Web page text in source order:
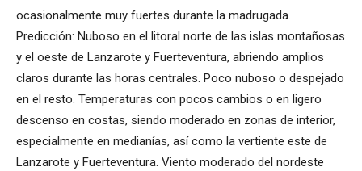
ocasionalmente muy fuertes durante la madrugada.
Predicción: Nuboso en el litoral norte de las islas montañosas
y el oeste de Lanzarote y Fuerteventura, abriendo amplios
claros durante las horas centrales. Poco nuboso o despejado
en el resto. Temperaturas con pocos cambios o en ligero
descenso en costas, siendo moderado en zonas de interior,
especialmente en medianías, así como la vertiente este de
Lanzarote y Fuerteventura. Viento moderado del nordeste